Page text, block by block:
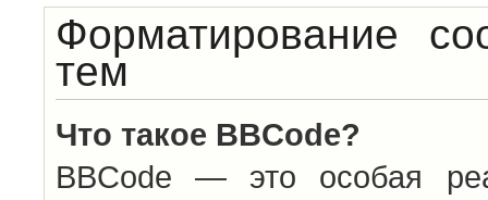
Форматирование
тем
Что такое BBCode?
BBCode — это особая